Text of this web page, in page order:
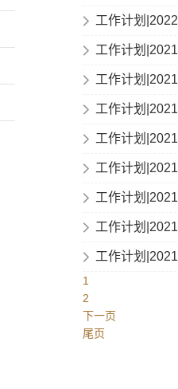
工作计划
工作计划
工作计划
工作计划
工作计划
工作计划
工作计划
工作计划
工作计划
1
2
下一页
尾页